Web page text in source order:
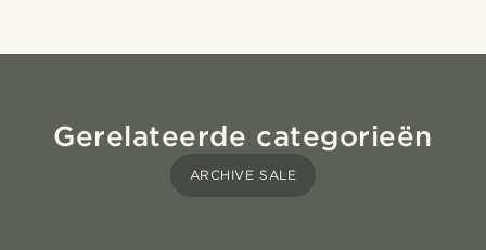
Gerelateerde categorieën
ARCHIVE SALE